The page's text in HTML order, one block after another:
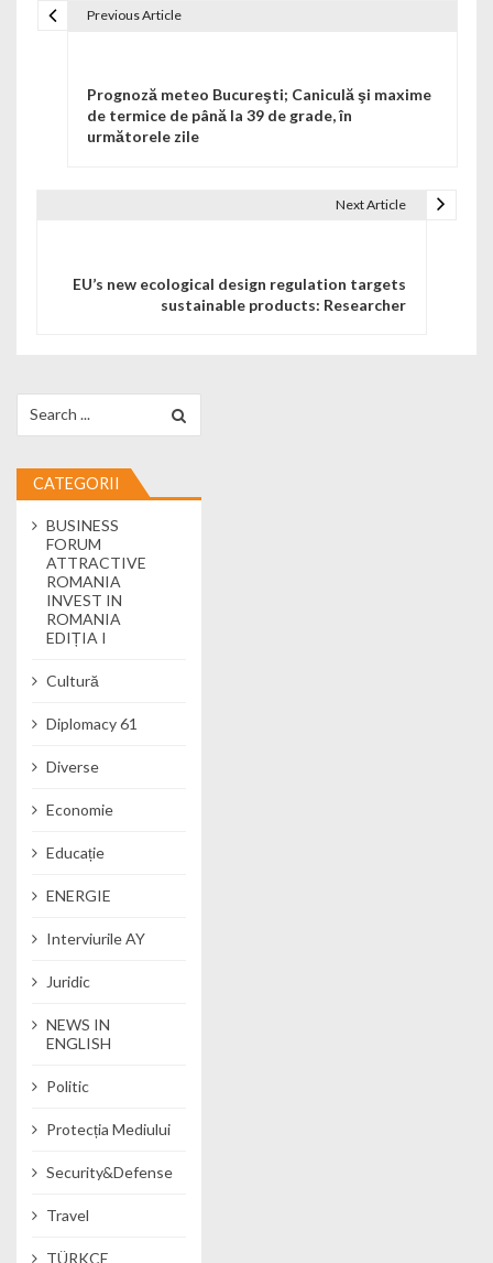
Previous Article
Prognoză meteo Bucureşti; Caniculă şi maxime
de termice de până la 39 de grade, în
următorele zile
Next Article
EU’s new ecological design regulation targets
sustainable products: Researcher
CATEGORII
BUSINESS
FORUM
ATTRACTIVE
ROMANIA
INVEST IN
ROMANIA
EDIȚIA I
Cultură
Diplomacy 61
Diverse
Economie
Educație
ENERGIE
Interviurile AY
Juridic
NEWS IN
ENGLISH
Politic
Protecția Mediului
Security&Defense
Travel
TÜRKÇE